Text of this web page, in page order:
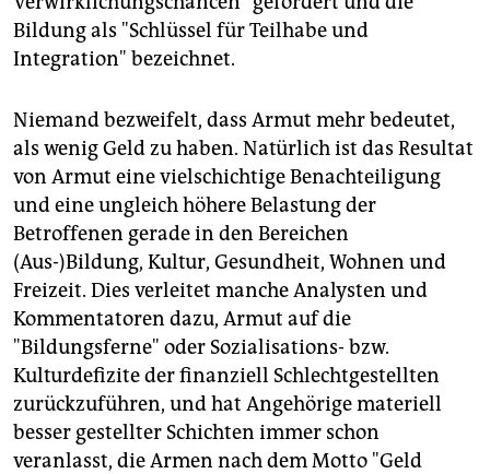
abo
genossenschaft
Bildung als "Schlüssel für Teilhabe und
Integration" bezeichnet.
Niemand bezweifelt, dass Armut mehr bedeutet,
als wenig Geld zu haben. Natürlich ist das Resultat
von Armut eine vielschichtige Benachteiligung
und eine ungleich höhere Belastung der
Betroffenen gerade in den Bereichen
(Aus-)Bildung, Kultur, Gesundheit, Wohnen und
Freizeit. Dies verleitet manche Analysten und
Kommentatoren dazu, Armut auf die
"Bildungsferne" oder Sozialisations- bzw.
Kulturdefizite der finanziell Schlechtgestellten
zurückzuführen, und hat Angehörige materiell
besser gestellter Schichten immer schon
veranlasst, die Armen nach dem Motto "Geld